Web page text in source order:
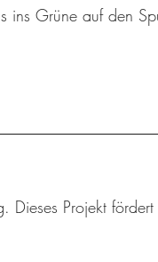
ins Grüne auf den
Dieses Projekt